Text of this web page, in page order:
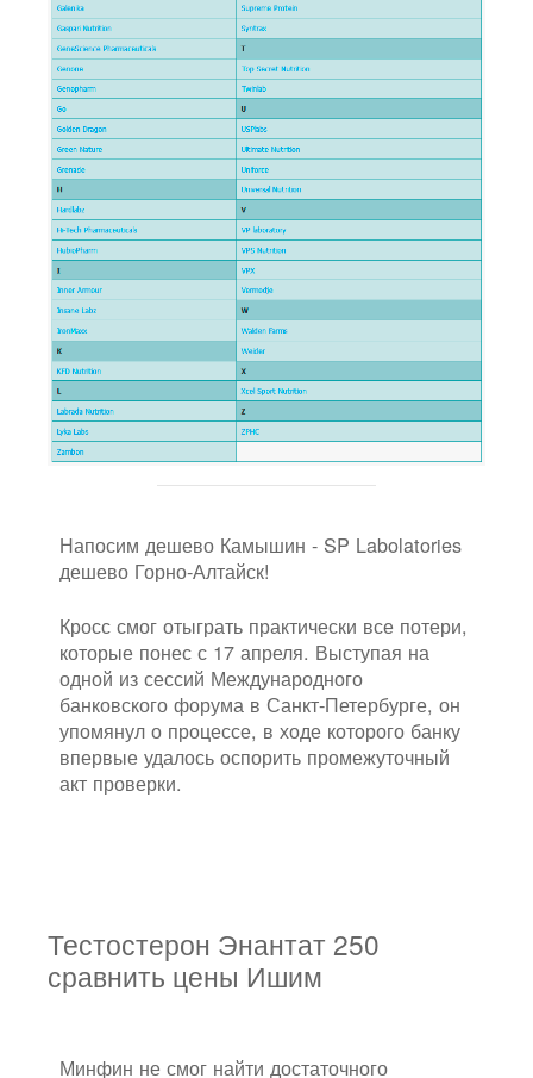
Напосим дешево Камышин - SP Labolatories
дешево Горно-Алтайск!
Кросс смог отыграть практически все потери,
которые понес с 17 апреля. Выступая на
одной из сессий Международного
банковского форума в Санкт-Петербурге, он
упомянул о процессе, в ходе которого банку
впервые удалось оспорить промежуточный
акт проверки.
Тестостерон Энантат 250
сравнить цены Ишим
Минфин не смог найти достаточного